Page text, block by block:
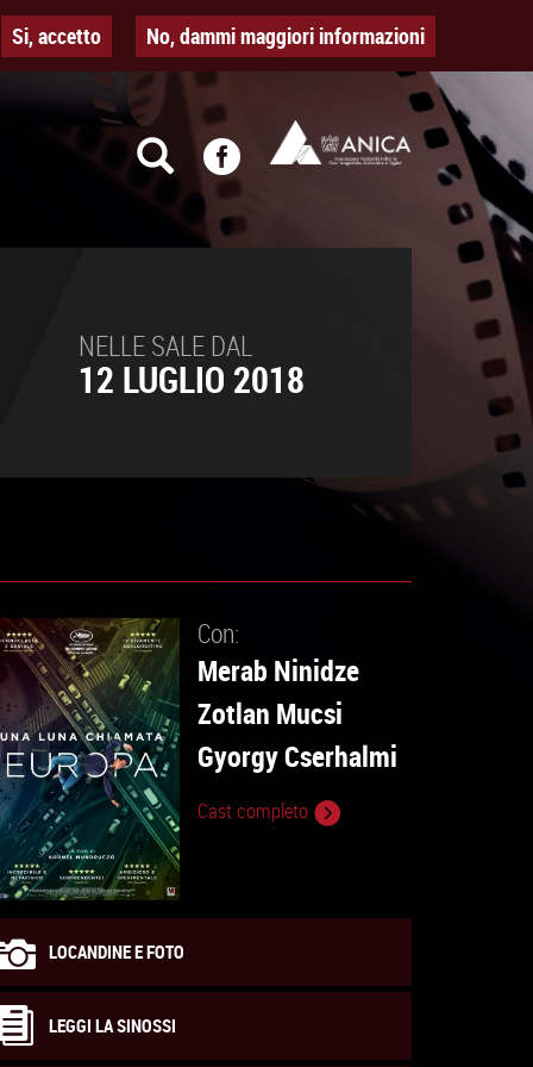
Si, accetto No, dammi maggiori informazioni
NELLE SALE DAL
12 LUGLIO 2018
Con:
Merab Ninidze
Zotlan Mucsi
Gyorgy Cserhalmi
Cast completo
LOCANDINE E FOTO
LEGGI LA SINOSSI